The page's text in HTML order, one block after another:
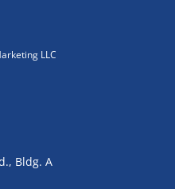
LLC
Bldg. A